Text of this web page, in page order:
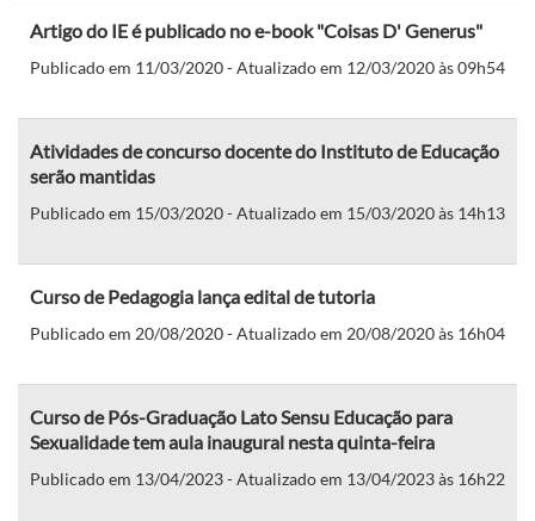
Artigo do IE é publicado no e-book "Coisas D' Generus"
Publicado em 11/03/2020 - Atualizado em 12/03/2020 às 09h54
Atividades de concurso docente do Instituto de Educação
serão mantidas
Publicado em 15/03/2020 - Atualizado em 15/03/2020 às 14h13
Curso de Pedagogia lança edital de tutoria
Publicado em 20/08/2020 - Atualizado em 20/08/2020 às 16h04
Curso de Pós-Graduação Lato Sensu Educação para
Sexualidade tem aula inaugural nesta quinta-feira
Publicado em 13/04/2023 - Atualizado em 13/04/2023 às 16h22